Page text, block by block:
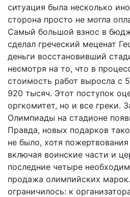
ситуация была несколько
сторона просто не могла
Самый большой взнос в
сделал греческий меценат
деньги восстановивший
несмотря на то, что в
стоимость работ выросла с
920 тысяч. Этот поступок
оргкомитет, но и все греки.
Олимпиады на стадионе
Правда, новых подарков
не было, хотя
включая воинские части и
последние четыре
продажа олимпийских
ограничилось: к